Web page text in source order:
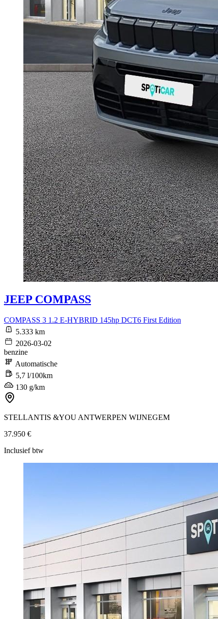
JEEP COMPASS
COMPASS 3 1.2 E-HYBRID 145hp DCT6 First Edition
5.333 km
2026-03-02
benzine
Automatische
5,7 l/100km
130 g/km
STELLANTIS &YOU ANTWERPEN WIJNEGEM
37.950 €
Inclusief btw